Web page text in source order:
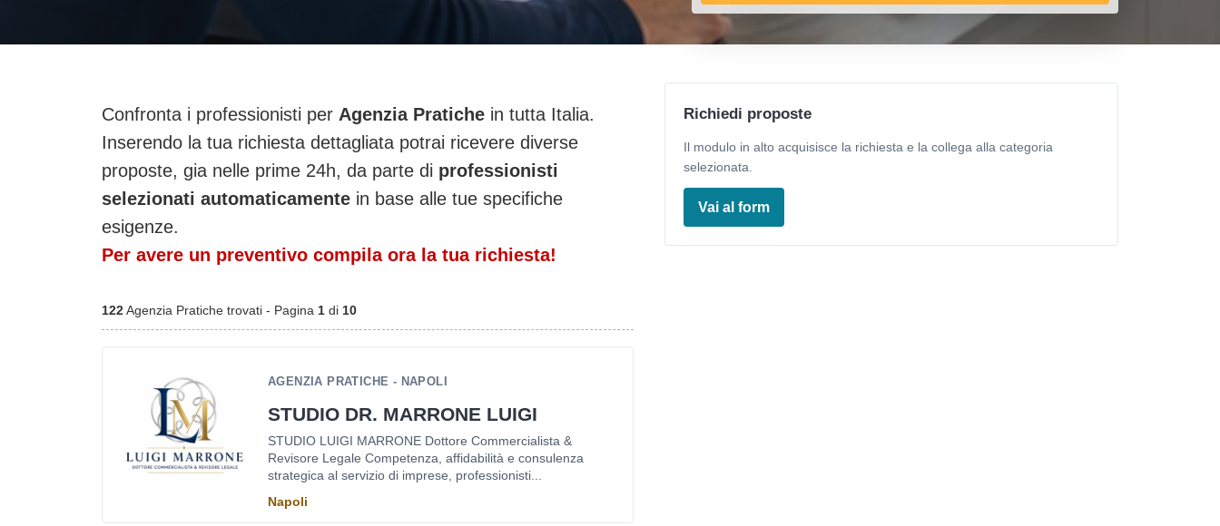
Confronta i professionisti per Agenzia Pratiche in tutta Italia.
Inserendo la tua richiesta dettagliata potrai ricevere diverse
proposte, gia nelle prime 24h, da parte di professionisti
selezionati automaticamente in base alle tue specifiche
esigenze.
Per avere un preventivo compila ora la tua richiesta!
122Agenzia Pratiche trovati - Pagina 1 di 10
AGENZIA PRATICHE - NAPOLI
STUDIO DR. MARRONE LUIGI
STUDIO LUIGI MARRONE Dottore Commercialista &
Revisore Legale Competenza, affidabilità e consulenza
strategica al servizio di imprese, professionisti...
Napoli
Richiedi proposte
Il modulo in alto acquisisce la richiesta e la collega alla categoria
selezionata.
Vai al form